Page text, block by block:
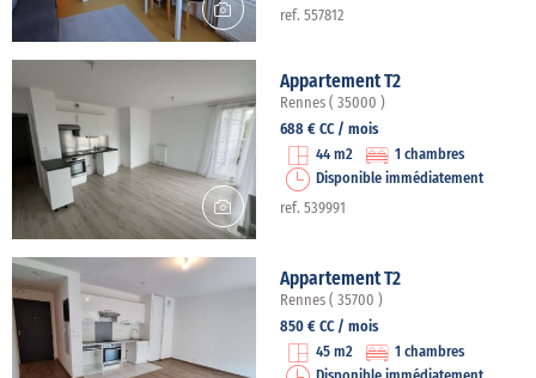
ref. 557812
Appartement T2
Rennes ( 35000 )
688 € CC / mois
44 m2
1 chambres
Disponible immédiatement
ref. 539991
Appartement T2
Rennes ( 35700 )
850 € CC / mois
45 m2
1 chambres